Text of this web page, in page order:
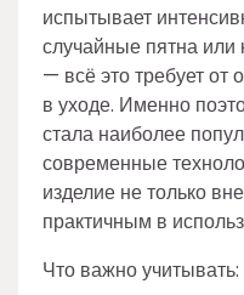
испытывает
случайные пятна
— всё это требует от
в уходе. Именно
стала наиболее
современные
изделие не только
практичным в
Что важно учитывать: